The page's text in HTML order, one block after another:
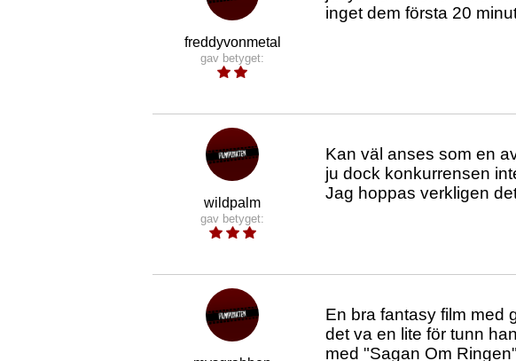
freddyvonmetal
gav betyget:
inget dem första 20
wildpalm
gav betyget:
Kan väl anses som en
ju dock konkurrensen
Jag hoppas verkligen
En bra fantasy film med
det va en lite för tunn
med "Sagan Om